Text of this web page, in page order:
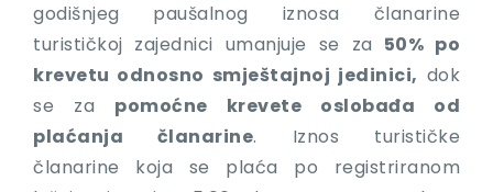
godišnjeg paušalnog iznosa članarine
turističkoj zajednici umanjuje se za 50% po
krevetu odnosno smještajnoj jedinici, dok
se za pomoćne krevete oslobađa od
plaćanja članarine. Iznos turističke
članarine koja se plaća po registriranom